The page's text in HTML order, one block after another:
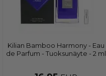
Kilian Bamboo Harmony - Eau
de Parfum - Tuoksunäyte - 2 ml